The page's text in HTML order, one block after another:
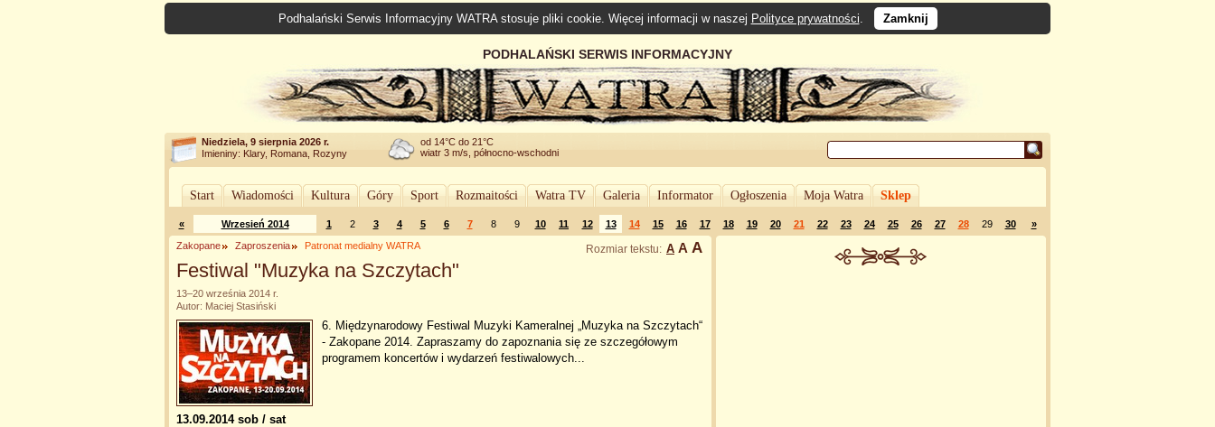
Podhalański Serwis Informacyjny WATRA stosuje pliki cookie. Więcej informacji w naszej Polityce prywatności. Zamknij
PODHALAŃSKI SERWIS INFORMACYJNY
Niedziela, 9 sierpnia 2026 r.
Imieniny: Klary, Romana, Rozyny
od 14°C do 21°C
wiatr 3 m/s, północno-wschodni
Start Wiadomości Kultura Góry Sport Rozmaitości Watra TV Galeria Informator Ogłoszenia Moja Watra Sklep
« Wrzesień 2014 1 2 3 4 5 6 7 8 9 10 11 12 13 14 15 16 17 18 19 20 21 22 23 24 25 26 27 28 29 30 »
Rozmiar tekstu: A A A
Zakopane Zaproszenia Patronat medialny WATRA
Festiwal "Muzyka na Szczytach"
13–20 września 2014 r.
Autor: Maciej Stasiński
6. Międzynarodowy Festiwal Muzyki Kameralnej „Muzyka na Szczytach“
- Zakopane 2014. Zapraszamy do zapoznania się ze szczegółowym
programem koncertów i wydarzeń festiwalowych...
13.09.2014 sob / sat